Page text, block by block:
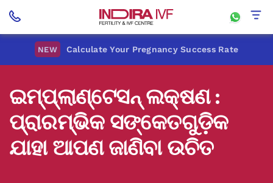
NEW Calculate Your Pregnancy Success Rate
ଇମ୍ପ୍ଲାଣ୍ଟେସନ୍ ଲକ୍ଷଣ :
ପ୍ରାରମ୍ଭିକ ସଙ୍କେତଗୁଡ଼ିକ
ଯାହା ଆପଣ ଜାଣିବା ଉଚିତ